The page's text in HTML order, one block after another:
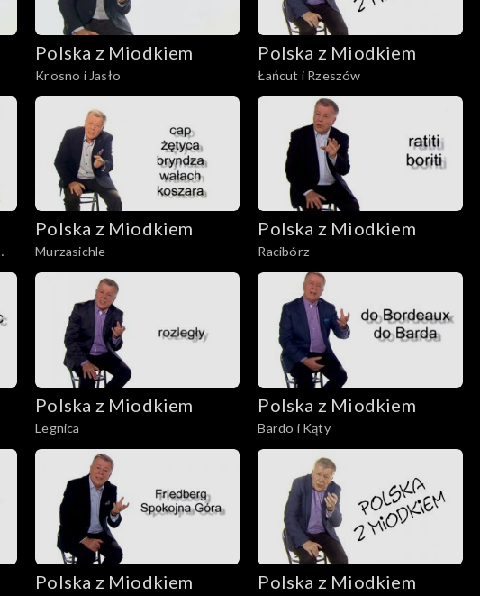
Polska z Miodkiem
Krosno i Jasło
Polska z Miodkiem
Łańcut i Rzeszów
Polska z Miodkiem
Murzasichle
Polska z Miodkiem
Racibórz
Polska z Miodkiem
Legnica
Polska z Miodkiem
Bardo i Kąty
Polska z Miodkiem Polska z Miodkiem